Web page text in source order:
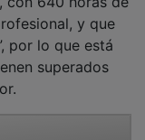
y que
por lo que está
superados